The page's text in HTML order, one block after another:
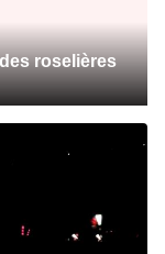
roselières